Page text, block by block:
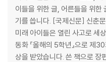
우연이 아닐 터다. 그의 소설은 “
롭고 폼나지 않는 일”을 하며 살
임을, 모르는 이의 이름과 그가
무것도 쓰지 못”(「종점만화방」)
을 믿는 따뜻함으로 우리를 위로
이들을 위한 글, 어른들을 위한
기를 씁니다. [국제신문] 신춘문
미래 아이들은 열린 사고로 세
동화 『올해의 5학년』으로 제
상을 받았습니다. 쓴 책으로 장